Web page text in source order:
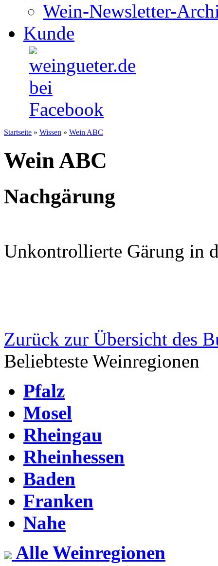
Wein-Newsletter-
Kunde
Startseite » Wissen » Wein ABC
Wein ABC
Nachgärung
Unkontrollierte Gärung in
Zurück zur Übersicht des
Beliebteste Weinregionen
Pfalz
Mosel
Rheingau
Rheinhessen
Baden
Franken
Nahe
Alle Weinregionen